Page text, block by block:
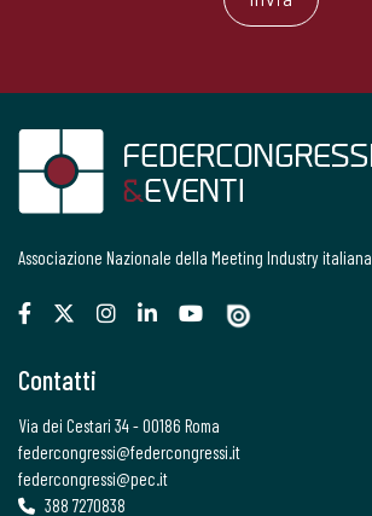
Associazione Nazionale della Meeting Industry italiana
Contatti
Via dei Cestari 34 - 00186 Roma
federcongressi@federcongressi.it
federcongressi@pec.it
388 7270838